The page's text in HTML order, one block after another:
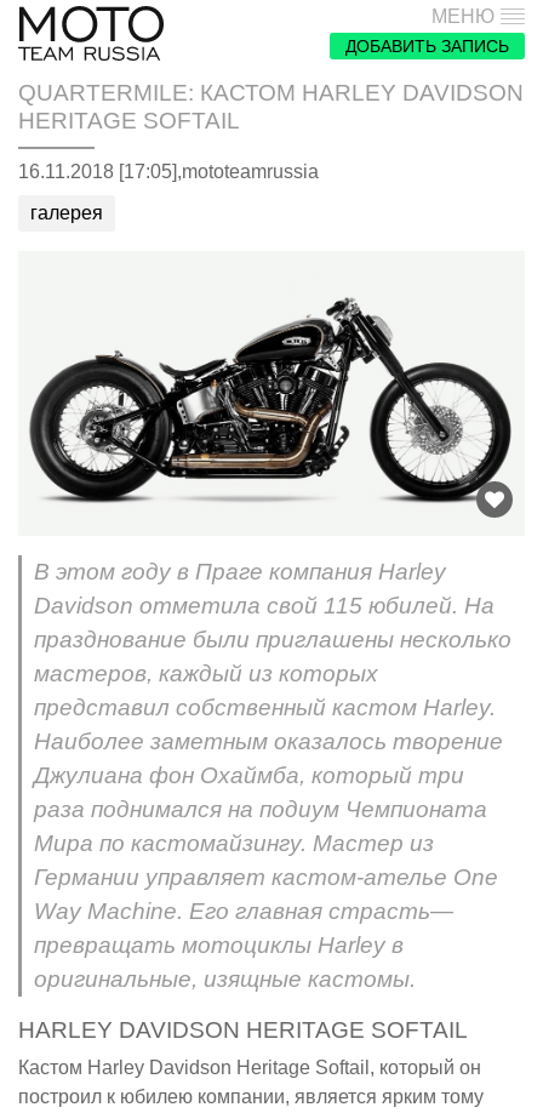
МЕНЮ
ДОБАВИТЬ ЗАПИСЬ
QUARTERMILE: КАСТОМ HARLEY DAVIDSON
HERITAGE SOFTAIL
16.11.2018 [17:05],mototeamrussia
галерея
В этом году в Праге компания Harley
Davidson отметила свой 115 юбилей. На
празднование были приглашены несколько
мастеров, каждый из которых
представил собственный кастом Harley.
Наиболее заметным оказалось творение
Джулиана фон Охаймба, который три
раза поднимался на подиум Чемпионата
Мира по кастомайзингу. Мастер из
Германии управляет кастом-ателье One
Way Machine. Его главная страсть—
превращать мотоциклы Harley в
оригинальные, изящные кастомы.
HARLEY DAVIDSON HERITAGE SOFTAIL
Кастом Harley Davidson Heritage Softail, который он
построил к юбилею компании, является ярким тому